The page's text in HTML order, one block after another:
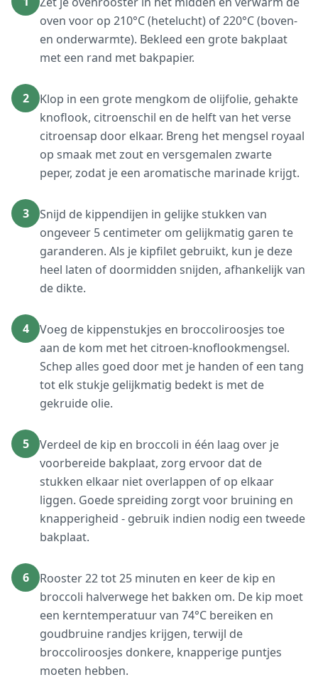
oven voor op 210°C (hetelucht) of 220°C (boven-
en onderwarmte). Bekleed een grote bakplaat
met een rand met bakpapier.
2
Klop in een grote mengkom de olijfolie, gehakte
knoflook, citroenschil en de helft van het verse
citroensap door elkaar. Breng het mengsel royaal
op smaak met zout en versgemalen zwarte
peper, zodat je een aromatische marinade krijgt.
3
Snijd de kippendijen in gelijke stukken van
ongeveer 5 centimeter om gelijkmatig garen te
garanderen. Als je kipfilet gebruikt, kun je deze
heel laten of doormidden snijden, afhankelijk van
de dikte.
4
Voeg de kippenstukjes en broccoliroosjes toe
aan de kom met het citroen-knoflookmengsel.
Schep alles goed door met je handen of een tang
tot elk stukje gelijkmatig bedekt is met de
gekruide olie.
5
Verdeel de kip en broccoli in één laag over je
voorbereide bakplaat, zorg ervoor dat de
stukken elkaar niet overlappen of op elkaar
liggen. Goede spreiding zorgt voor bruining en
knapperigheid - gebruik indien nodig een tweede
bakplaat.
6
Rooster 22 tot 25 minuten en keer de kip en
broccoli halverwege het bakken om. De kip moet
een kerntemperatuur van 74°C bereiken en
goudbruine randjes krijgen, terwijl de
broccoliroosjes donkere, knapperige puntjes
moeten hebben.